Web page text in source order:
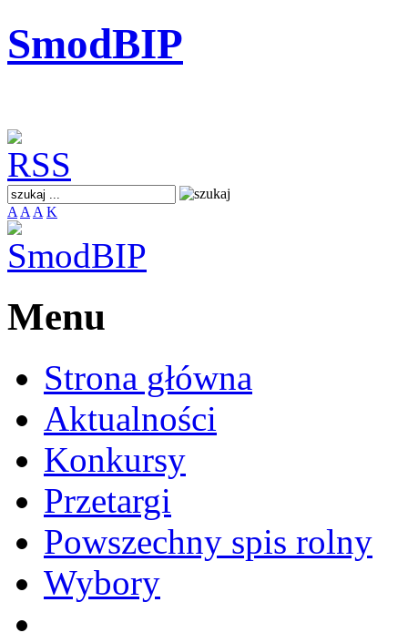
SmodBIP
A A A K
Menu
Strona główna
Aktualności
Konkursy
Przetargi
Powszechny spis rolny
Wybory